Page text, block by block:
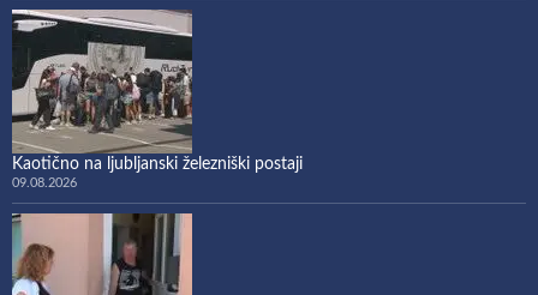
Kaotično na ljubljanski železniški postaji
09.08.2026